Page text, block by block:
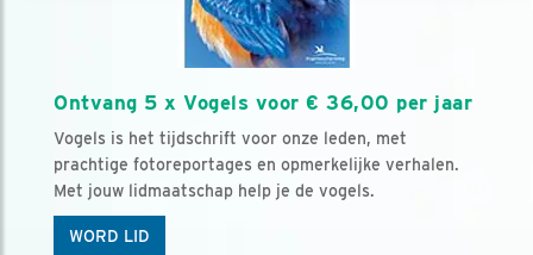
Ontvang 5 x Vogels voor € 36,00 per jaar
Vogels is het tijdschrift voor onze leden, met
prachtige fotoreportages en opmerkelijke verhalen.
Met jouw lidmaatschap help je de vogels.
WORD LID